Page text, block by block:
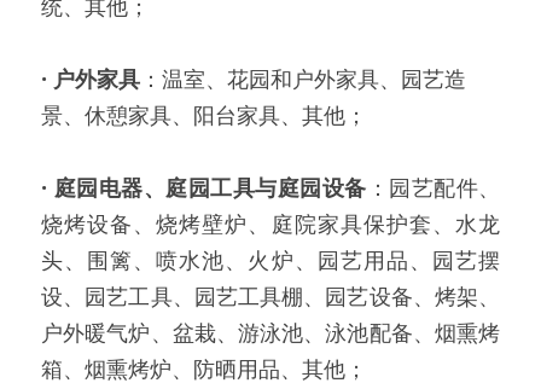
统、其他；
· 户外家具 ：温室、花园和户外家具、园艺造
景、休憩家具、阳台家具、其他；
· 庭园电器、庭园工具与庭园设备 ：园艺配件、
烧烤设备、烧烤壁炉、庭院家具保护套、水龙
头、围篱、喷水池、火炉、园艺用品、园艺摆
设、园艺工具、园艺工具棚、园艺设备、烤架、
户外暖气炉、盆栽、游泳池、泳池配备、烟熏烤
箱、烟熏烤炉、防晒用品、其他；